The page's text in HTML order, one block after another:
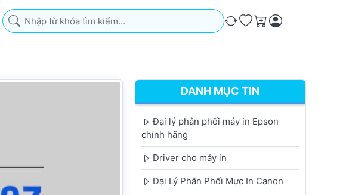
Nhập từ khóa tìm kiếm. Kết quả sẽ tự động xuất hiện khi bạn nhập. Nhấn phím
So sánh
Ưa thích
Giỏ hàng
DANH MỤC TIN
Đại lý phân phối máy in Epson
chính hãng
Driver cho máy in
Đại Lý Phân Phối Mực In Canon